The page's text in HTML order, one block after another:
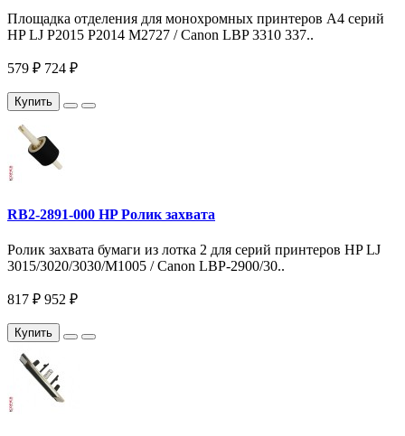
Площадка отделения для монохромных принтеров A4 серий
HP LJ P2015 P2014 M2727 / Canon LBP 3310 337..
579 ₽ 724 ₽
Купить
RB2-2891-000 HP Ролик захвата
Ролик захвата бумаги из лотка 2 для серий принтеров HP LJ
3015/3020/3030/M1005 / Canon LBP-2900/30..
817 ₽ 952 ₽
Купить